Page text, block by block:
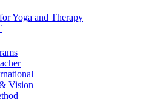
Yoga and Therapy
Vision